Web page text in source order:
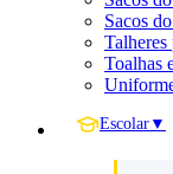
Sacos
Talheres
Toalhas
Escolar ▼